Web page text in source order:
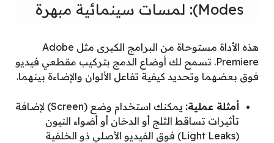
Modes): لمسات سينمائية مبهرة
هذه الأداة مستوحاة من البرامج الكبرى مثل Adobe
Premiere. تسمح لك أوضاع الدمج بتركيب مقطعي فيديو
فوق بعضهما وتحديد كيفية تفاعل الألوان والإضاءة بينهما.
أمثلة عملية:
يمكنك استخدام وضع (Screen) لإضافة
تأثيرات تساقط الثلج أو الدخان أو أضواء النيون
(Light Leaks) فوق الفيديو الأصلي ذو الخلفية